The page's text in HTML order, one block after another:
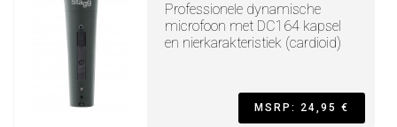
Professionele dynamische
microfoon met DC164 kapsel
en nierkarakteristiek (cardioid)
MSRP: 24,95 €